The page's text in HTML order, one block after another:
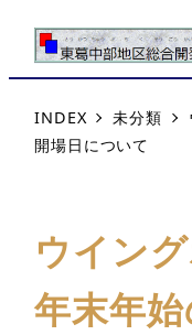
INDEX 未分類
開場日について
ウイン
年末年